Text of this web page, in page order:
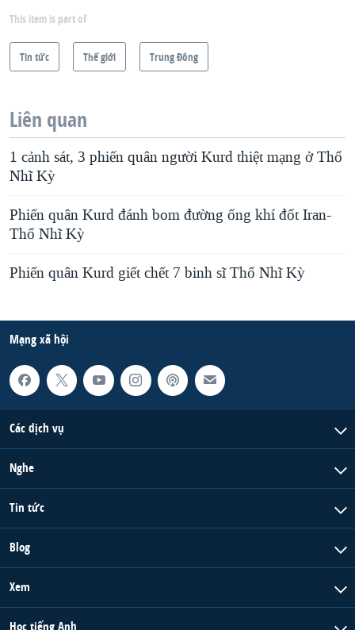
This item is part of
Tin tức Thế giới Trung Ðông
Liên quan
1 cảnh sát, 3 phiến quân người Kurd thiệt mạng ở Thổ
Nhĩ Kỳ
Phiến quân Kurd đánh bom đường ống khí đốt Iran-
Thổ Nhĩ Kỳ
Phiến quân Kurd giết chết 7 binh sĩ Thổ Nhĩ Kỳ
Mạng xã hội
Các dịch vụ
Nghe
Tin tức
Blog
Xem
Học tiếng Anh